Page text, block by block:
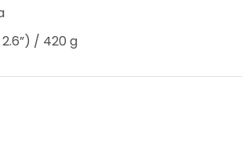
2.6”) / 420 g